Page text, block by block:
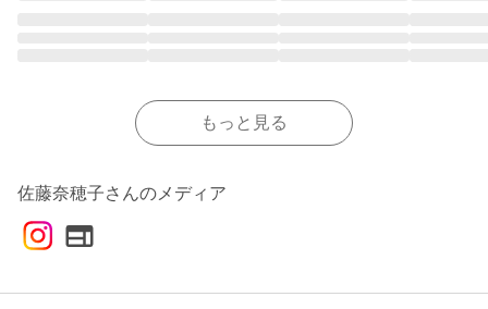
もっと見る
佐藤奈穂子さんのメディア